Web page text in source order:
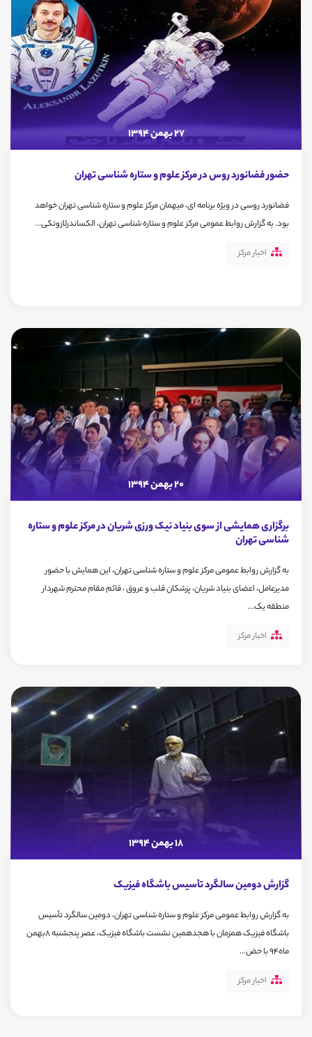
27 بهمن 1394
حضور فضانورد روس در مرکز علوم و ستاره شناسی تهران
فضانورد روسی در ویژه برنامه ای، میهمان مرکز علوم و ستاره شناسی تهران خواهد
بود. به گزارش روابط عمومی مرکز علوم و ستاره شناسی تهران، الکساندرلازوتکی...
اخبار مرکز
20 بهمن 1394
برگزاری همایشی از سوی بنیاد نیک ورزی شریان در مرکز علوم و ستاره
شناسی تهران
به گزارش روابط عمومی مرکز علوم و ستاره شناسی تهران، این همایش با حضور
مدیرعامل، اعضای بنیاد شریان، پزشکان قلب و عروق ، قائم مقام محترم شهردار
منطقه یک...
اخبار مرکز
18 بهمن 1394
گزارش دومین سالگرد تأسیس باشگاه فیزیک
به گزارش روابط عمومی مرکز علوم و ستاره شناسی تهران، دومین سالگرد تأسیس
باشگاه فیزیک همزمان با هجدهمین نشست باشگاه فیزیک، عصر پنجشنبه 8بهمن
ماه94 با حض...
اخبار مرکز